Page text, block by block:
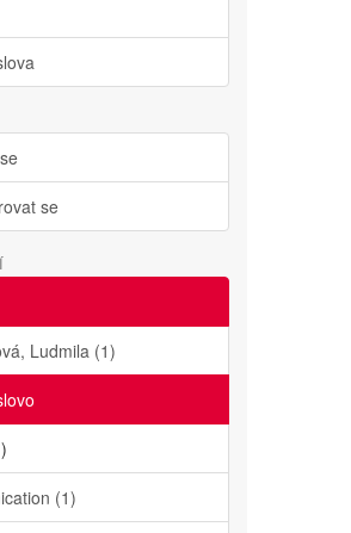
se
Ludmila (1)
(1)